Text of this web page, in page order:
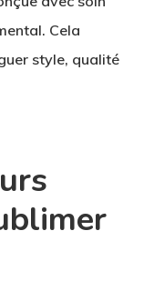
Cela
style, qualité